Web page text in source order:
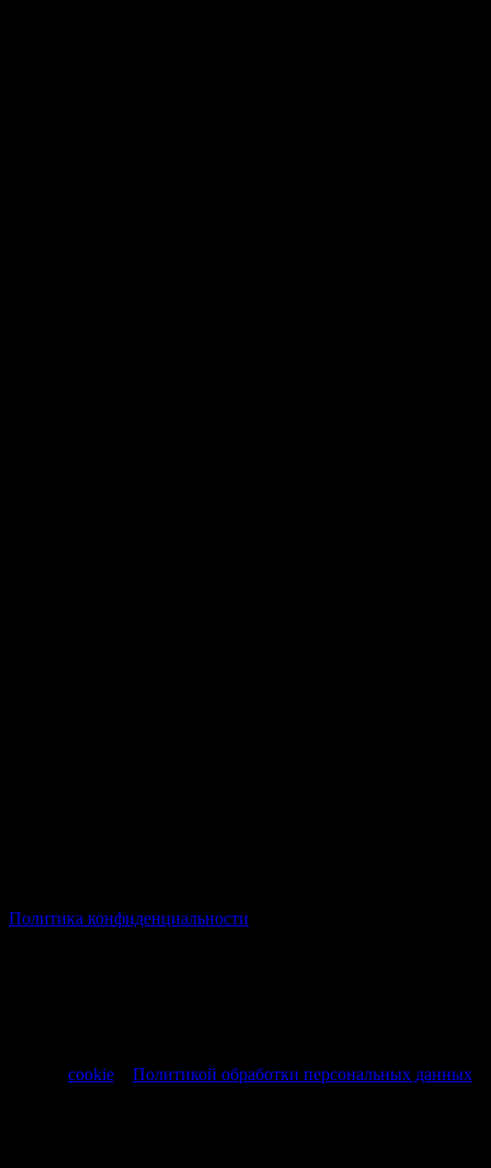
Политика конфиденциальности
cookie Политикой обработки персональных данных